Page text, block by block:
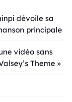
dévoile sa
principale
vidéo sans
Theme »